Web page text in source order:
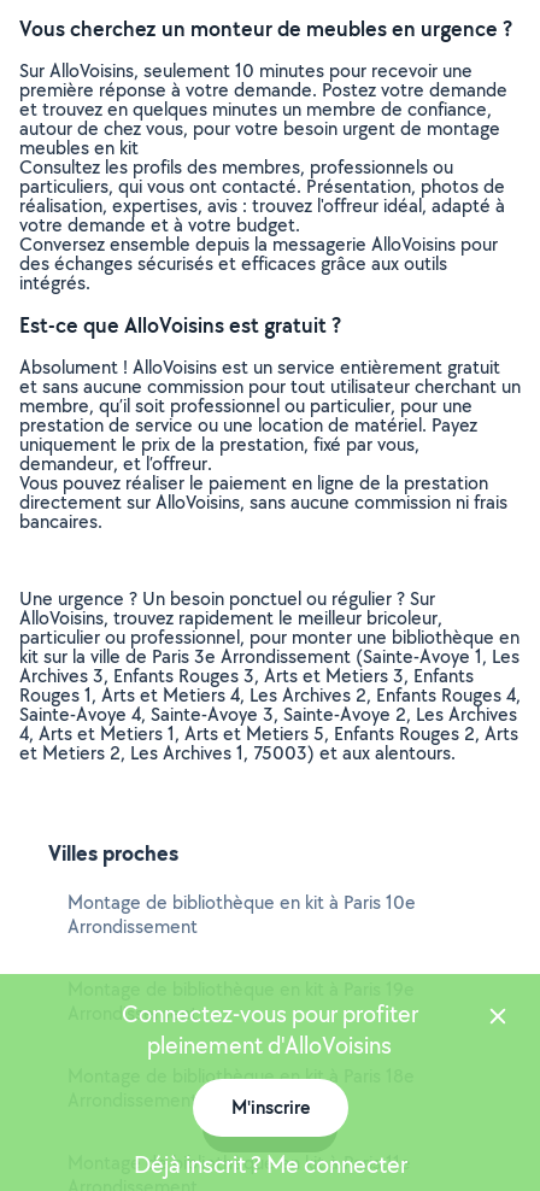
Vous cherchez un monteur de meubles en urgence ?
Sur AlloVoisins, seulement 10 minutes pour recevoir une
première réponse à votre demande. Postez votre demande
et trouvez en quelques minutes un membre de confiance,
autour de chez vous, pour votre besoin urgent de montage
meubles en kit
Consultez les profils des membres, professionnels ou
particuliers, qui vous ont contacté. Présentation, photos de
réalisation, expertises, avis : trouvez l'offreur idéal, adapté à
votre demande et à votre budget.
Conversez ensemble depuis la messagerie AlloVoisins pour
des échanges sécurisés et efficaces grâce aux outils
intégrés.
Est-ce que AlloVoisins est gratuit ?
Absolument ! AlloVoisins est un service entièrement gratuit
et sans aucune commission pour tout utilisateur cherchant un
membre, qu’il soit professionnel ou particulier, pour une
prestation de service ou une location de matériel. Payez
uniquement le prix de la prestation, fixé par vous,
demandeur, et l’offreur.
Vous pouvez réaliser le paiement en ligne de la prestation
directement sur AlloVoisins, sans aucune commission ni frais
bancaires.
Une urgence ? Un besoin ponctuel ou régulier ? Sur
AlloVoisins, trouvez rapidement le meilleur bricoleur,
particulier ou professionnel, pour monter une bibliothèque en
kit sur la ville de Paris 3e Arrondissement (Sainte-Avoye 1, Les
Archives 3, Enfants Rouges 3, Arts et Metiers 3, Enfants
Rouges 1, Arts et Metiers 4, Les Archives 2, Enfants Rouges 4,
Sainte-Avoye 4, Sainte-Avoye 3, Sainte-Avoye 2, Les Archives
4, Arts et Metiers 1, Arts et Metiers 5, Enfants Rouges 2, Arts
et Metiers 2, Les Archives 1, 75003) et aux alentours.
Villes proches
Montage de bibliothèque en kit à Paris 10e
Arrondissement
Arrondissement
Montage de bibliothèque en kit à Paris 18e
Arrondissement
Montage de bibliothèque en kit à Paris 11e
Connectez-vous pour profiter
pleinement d'AlloVoisins
M'inscrire
Déjà inscrit ? Me connecter